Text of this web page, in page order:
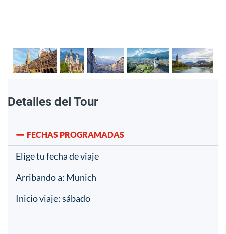
Detalles del Tour
FECHAS PROGRAMADAS
Elige tu fecha de viaje
Arribando a: Munich
Inicio viaje: sábado